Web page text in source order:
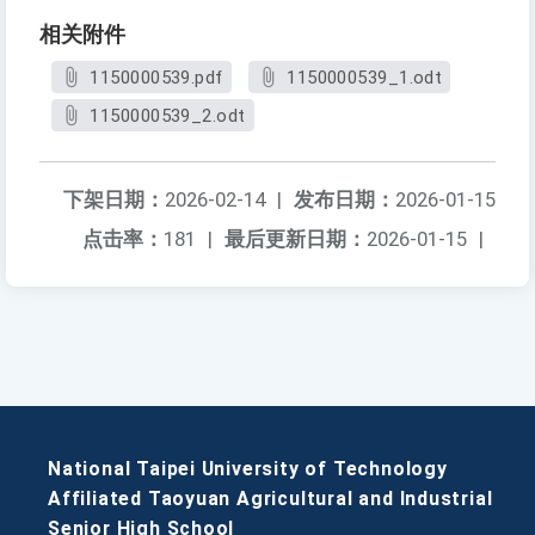
相关附件
1150000539.pdf
1150000539_1.odt
1150000539_2.odt
发布日期： 2026-01-15
下架日期： 2026-02-14 |
最后更新日期： 2026-01-15 |
点击率： 181 |
National Taipei University of Technology
Affiliated Taoyuan Agricultural and Industrial
Senior High School